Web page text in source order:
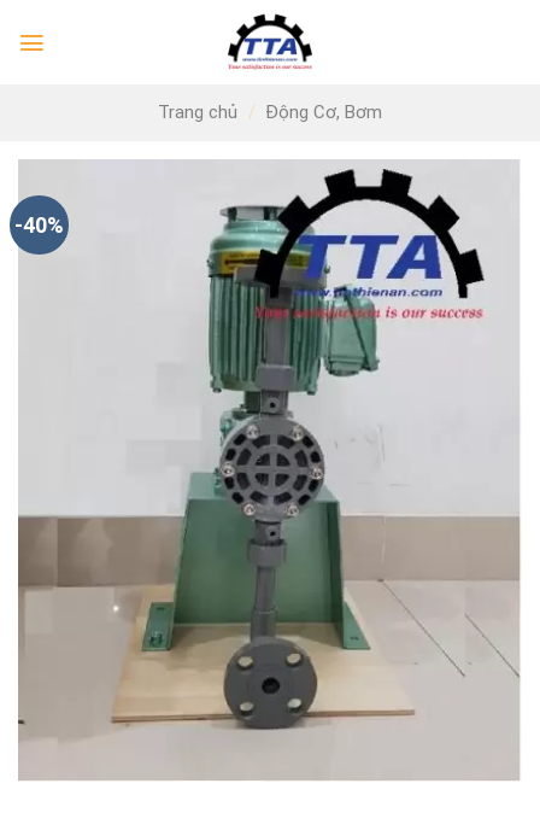
Trang chủ / Động Cơ, Bơm
-40%